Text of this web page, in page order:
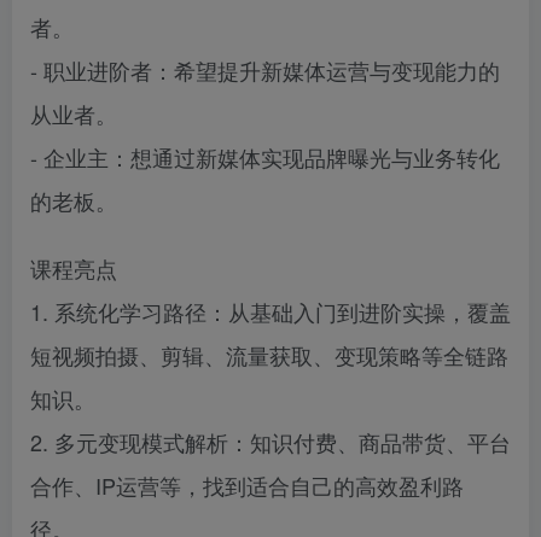
者。
- 职业进阶者：希望提升新媒体运营与变现能力的
从业者。
- 企业主：想通过新媒体实现品牌曝光与业务转化
的老板。
课程亮点
1. 系统化学习路径：从基础入门到进阶实操，覆盖
短视频拍摄、剪辑、流量获取、变现策略等全链路
知识。
2. 多元变现模式解析：知识付费、商品带货、平台
合作、IP运营等，找到适合自己的高效盈利路
径。